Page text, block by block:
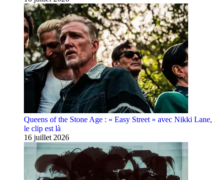
Queens of the Stone Age : « Easy Street » avec Nikki Lane,
le clip est là
16 juillet 2026